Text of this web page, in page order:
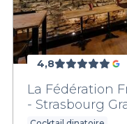
4,8
La Fédération
- Strasbourg
Privatisation